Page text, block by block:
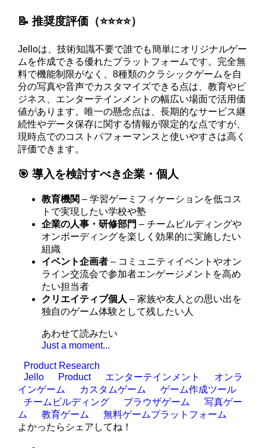
📝 推奨度評価（⭐️⭐️⭐️⭐️）
Jelloは、技術知識不要で誰でも簡単にオリジナルゲー
ムを作成できる優れたプラットフォームです。完全無
料で機能制限がなく、8種類のクラシックゲームを自
分の写真や音声でカスタマイズできる点は、教育やビ
ジネス、エンターテインメントの幅広い場面で活用価
値があります。唯一の懸念点は、長期的なサービス継
続性やデータ保存に関する情報が限定的な点ですが、
現時点でのコストパフォーマンスと使いやすさは高く
評価できます。
🎯 導入を検討すべき企業・個人
教育機関 – 学習ゲーミフィケーションを低コス
トで実現したい学校や塾
企業の人事・研修部門 – チームビルディングや
オンボーディングを楽しく効果的に実施したい
組織
イベント企画者 – コミュニティイベントやオン
ライン交流会で参加者エンゲージメントを高め
たい担当者
クリエイティブ個人 – 家族や友人との思い出を
独自のゲーム体験として残したい人
あわせて読みたい
Just a moment...
Product Research
Jello
Product エンターテインメント
オンラ
インゲーム
カスタムゲーム
ゲーム作成ツール
チームビルディング
ブラウザゲーム
写真ゲー
ム
教育ゲーム
無料ゲームプラットフォーム
よかったらシェアしてね！